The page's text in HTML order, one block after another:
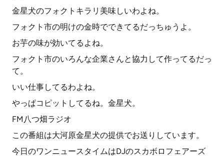
金星犬のフォクトキラリ美味しいわよね。
フォクト市の明けの金時でできてるだっちゅうよ。
お芋の味が効いてるよね。
フォクト市のいろんな企業さんと協力して作ってるだっ
て。
いい仕事してるわよね。
やっぱコピットしてるね。金星犬。
FM八つ畑ラジオ
この番組は大河原金星犬の提供でお送りしています。
今日のワンニュースタイムはDJのスカボロフェアーズ